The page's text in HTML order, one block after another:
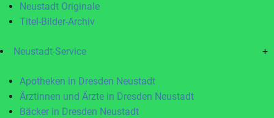
Neustadt Originale
Titel-Bilder-Archiv
Neustadt-Service +
Apotheken in Dresden Neustadt
Ärztinnen und Ärzte in Dresden Neustadt
Bäcker in Dresden Neustadt